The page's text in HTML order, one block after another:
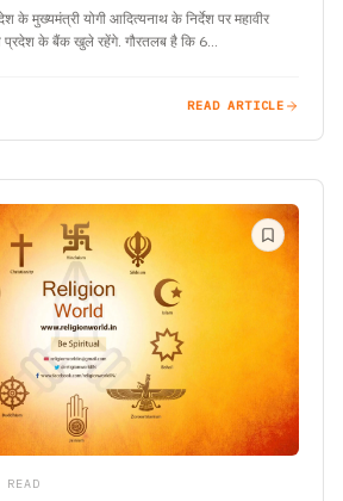
मुख्यमंत्री योगी आदित्यनाथ के निर्देश पर महावीर
प्रदेश के बैंक खुले रहेंगे. गौरतलब है कि 6…
READ ARTICLE